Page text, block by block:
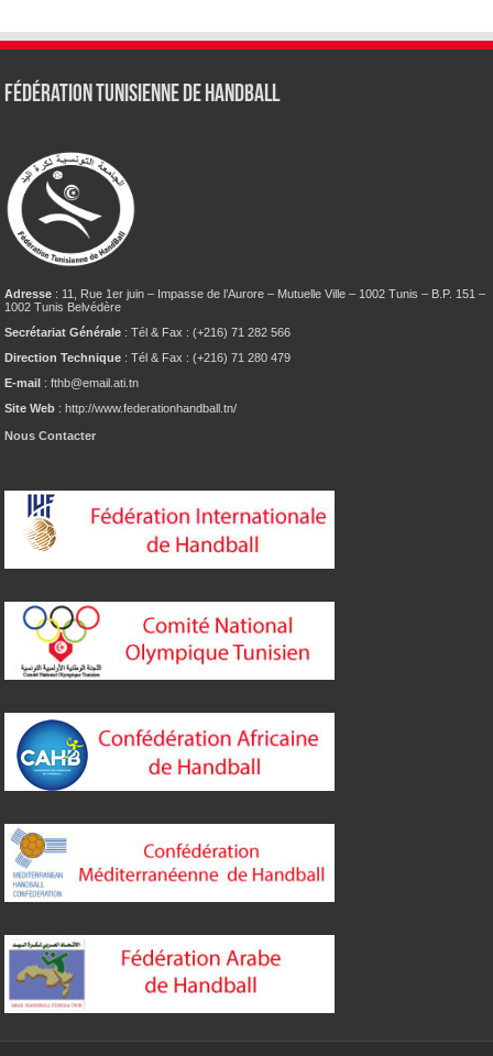
Fédération tunisienne de Handball
Adresse : 11, Rue 1er juin – Impasse de l’Aurore – Mutuelle Ville – 1002 Tunis – B.P. 151 –
1002 Tunis Belvédère
Secrétariat Générale : Tél & Fax : (+216) 71 282 566
Direction Technique : Tél & Fax : (+216) 71 280 479
E-mail : fthb@email.ati.tn
Site Web : http://www.federationhandball.tn/
Nous Contacter